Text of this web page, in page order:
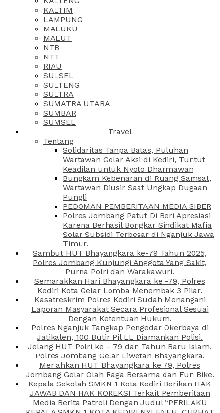
KALTIM
LAMPUNG
MALUKU
MALUT
NTB
NTT
RIAU
SULSEL
SULTENG
SULTRA
SUMATRA UTARA
SUMBAR
SUMSEL
Travel
Tentang
Solidaritas Tanpa Batas, Puluhan
Wartawan Gelar Aksi di Kediri, Tuntut
Keadilan untuk Nyoto Dharmawan
Bungkam Kebenaran di Ruang Samsat,
Wartawan Diusir Saat Ungkap Dugaan
Pungli
PEDOMAN PEMBERITAAN MEDIA SIBER
Polres Jombang Patut Di Beri Apresiasi
Karena Berhasil Bongkar Sindikat Mafia
Solar Subsidi Terbesar di Nganjuk Jawa
Timur.
Sambut HUT Bhayangkara ke-79 Tahun 2025,
Polres Jombang Kunjungi Anggota Yang Sakit,
Purna Polri dan Warakawuri.
Semarakkan Hari Bhayangkara ke -79, Polres
Kediri Kota Gelar Lomba Menembak 3 Pilar.
Kasatreskrim Polres Kediri Sudah Menangani
Laporan Masyarakat Secara Profesional Sesuai
Dengan Ketentuan Hukum.
Polres Nganjuk Tangkap Pengedar Okerbaya di
Jatikalen, 100 Butir Pil LL Diamankan Polisi.
Jelang HUT Polri ke – 79 dan Tahun Baru Islam,
Polres Jombang Gelar Liwetan Bhayangkara.
Meriahkan HUT Bhayangkara ke 79, Polres
Jombang Gelar Olah Raga Bersama dan Fun Bike.
Kepala Sekolah SMKN 1 Kota Kediri Berikan HAK
JAWAB DAN HAK KOREKSI Terkait Pemberitaan
Media Berita Patroli Dengan Judul “PERILAKU